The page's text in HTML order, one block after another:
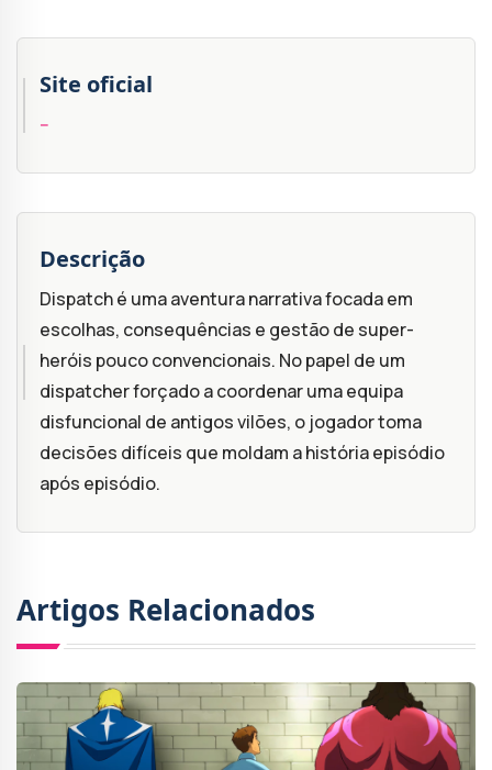
Site oficial
--
Descrição
Dispatch é uma aventura narrativa focada em
escolhas, consequências e gestão de super-
heróis pouco convencionais. No papel de um
dispatcher forçado a coordenar uma equipa
disfuncional de antigos vilões, o jogador toma
decisões difíceis que moldam a história episódio
após episódio.
Artigos Relacionados